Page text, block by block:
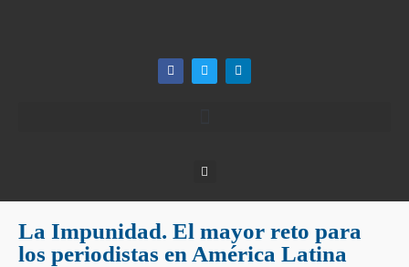
La Impunidad. El mayor reto para
los periodistas en América Latina